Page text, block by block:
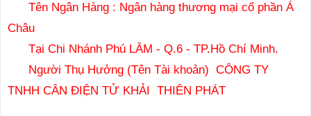
Tên Ngân Hàng : Ngân hàng thương mại cổ phần Á
Châu
Tại Chi Nhánh Phú LÂM - Q.6 - TP.Hồ Chí Minh.
Người Thụ Hưởng (Tên Tài khoản) CÔNG TY
TNHH CÂN ĐIỆN TỬ KHẢI THIÊN PHÁT